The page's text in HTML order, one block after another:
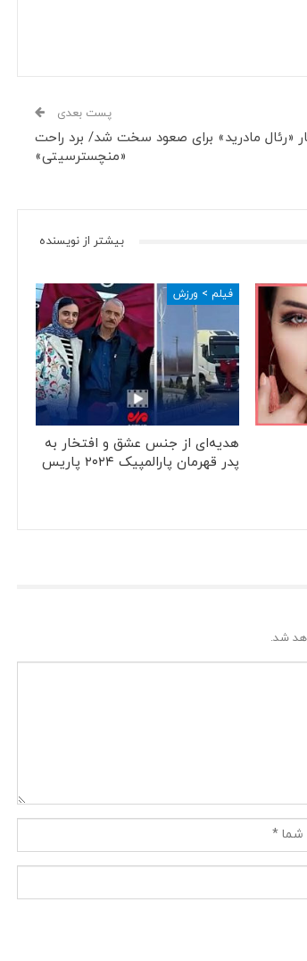
پست بعدی
«رئال مادرید» برای صعود سخت شد/ برد راحت
«منچسترسیتی»
بیشتر از نویسنده
فیلم > ورزش
هدیه‌ای از جنس عشق و افتخار به
پدر قهرمان پارالمپیک ۲۰۲۴ پاریس
شد.